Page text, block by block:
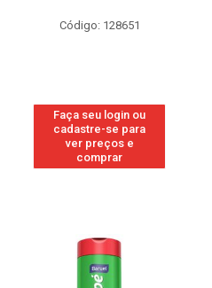
Código: 128651
Faça seu login ou
cadastre-se para
ver preços e
comprar